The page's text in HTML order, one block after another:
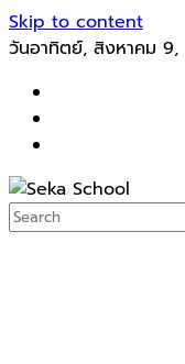
Skip to content
วันอาทิตย์, สิงหาคม 9,